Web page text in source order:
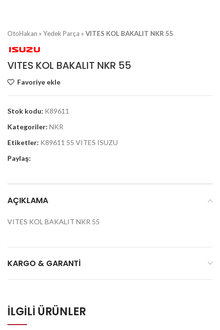
OtoHakan » Yedek Parça » VITES KOL BAKALIT NKR 55
VITES KOL BAKALIT NKR 55
Favoriye ekle
Stok kodu: K89611
Kategoriler: NKR
Etiketler: K89611 55 VITES ISUZU
Paylaş:
AÇIKLAMA
VITES KOL BAKALIT NKR 55
KARGO & GARANTI
İLGILI ÜRÜNLER